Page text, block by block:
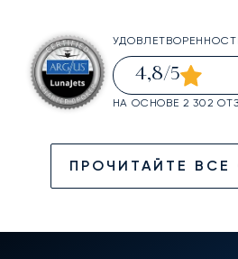
4,8/5
НА ОСНОВЕ 2 302
ПРОЧИТАЙТЕ ВСЕ